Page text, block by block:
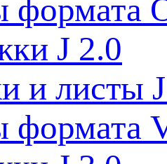
формата
J 2.0
и листы
формата